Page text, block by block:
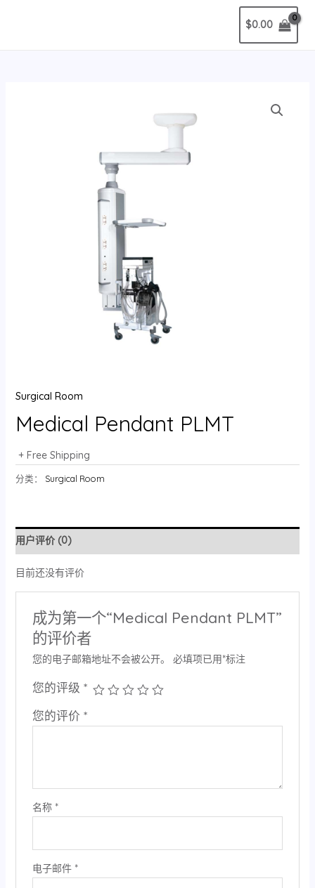
$0.00
Surgical Room
Medical Pendant PLMT
+ Free Shipping
分类： Surgical Room
用户评价 (0)
目前还没有评价
成为第一个“Medical Pendant PLMT”
的评价者
您的电子邮箱地址不会被公开。 必填项已用*标注
您的评级 *
您的评价 *
名称 *
电子邮件 *